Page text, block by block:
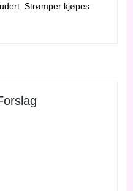
Strømper kjøpes